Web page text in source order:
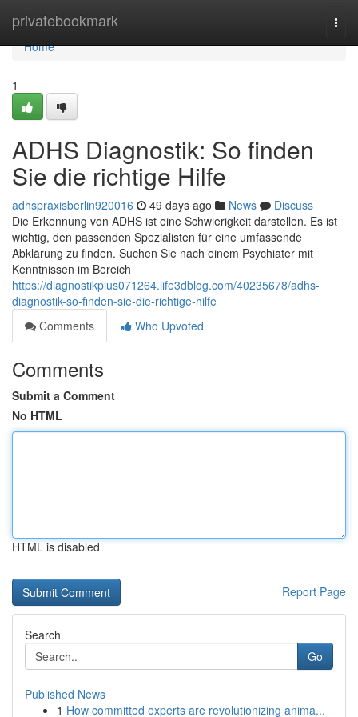
privatebookmark
Home
Home
1
ADHS Diagnostik: So finden
Sie die richtige Hilfe
adhspraxisberlin920016 49 days ago News
Discuss
Die Erkennung von ADHS ist eine Schwierigkeit darstellen. Es ist
wichtig, den passenden Spezialisten für eine umfassende
Abklärung zu finden. Suchen Sie nach einem Psychiater mit
Kenntnissen im Bereich
https://diagnostikplus071264.life3dblog.com/40235678/adhs-
diagnostik-so-finden-sie-die-richtige-hilfe
Comments
Who Upvoted
Comments
Submit a Comment
No HTML
HTML is disabled
Report Page
Search
Go
Published News
1 How committed experts are revolutionizing anima...